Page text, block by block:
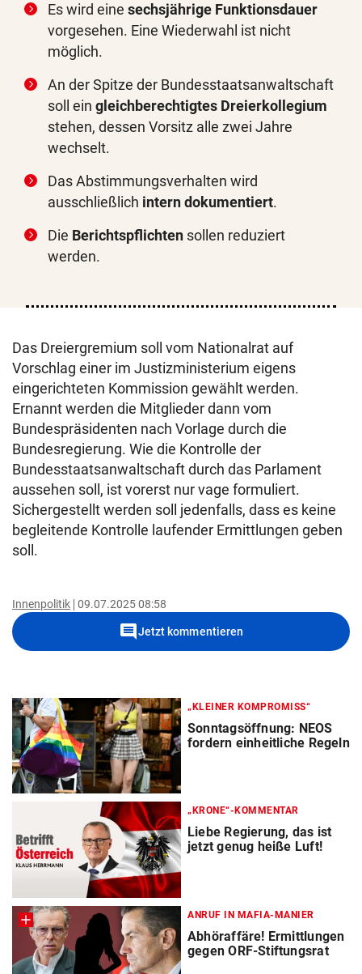
Es wird eine sechsjährige Funktionsdauer
vorgesehen. Eine Wiederwahl ist nicht
möglich.
An der Spitze der Bundesstaatsanwaltschaft
soll ein gleichberechtigtes Dreierkollegium
stehen, dessen Vorsitz alle zwei Jahre
wechselt.
Das Abstimmungsverhalten wird
ausschließlich intern dokumentiert.
Die Berichtspflichten sollen reduziert
werden.
Das Dreiergremium soll vom Nationalrat auf
Vorschlag einer im Justizministerium eigens
eingerichteten Kommission gewählt werden.
Ernannt werden die Mitglieder dann vom
Bundespräsidenten nach Vorlage durch die
Bundesregierung. Wie die Kontrolle der
Bundesstaatsanwaltschaft durch das Parlament
aussehen soll, ist vorerst nur vage formuliert.
Sichergestellt werden soll jedenfalls, dass es keine
begleitende Kontrolle laufender Ermittlungen geben
soll.
Innenpolitik 09.07.2025 08:58
commentJetzt kommentieren
„KLEINER KOMPROMISS“
Sonntagsöffnung: NEOS
fordern einheitliche Regeln
„KRONE“-KOMMENTAR
Liebe Regierung, das ist
jetzt genug heiße Luft!
ANRUF IN MAFIA-MANIER
Abhöraffäre! Ermittlungen
gegen ORF-Stiftungsrat